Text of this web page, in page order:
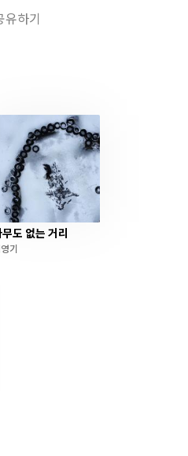
유하기
무도 없는 거리
기